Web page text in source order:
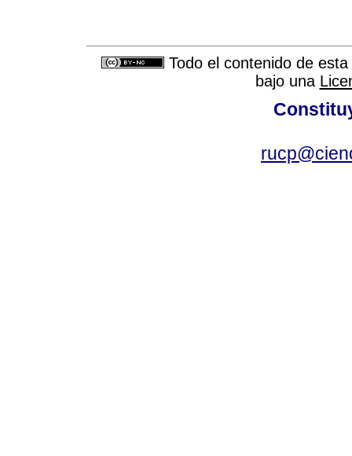
Todo el contenido de
bajo una